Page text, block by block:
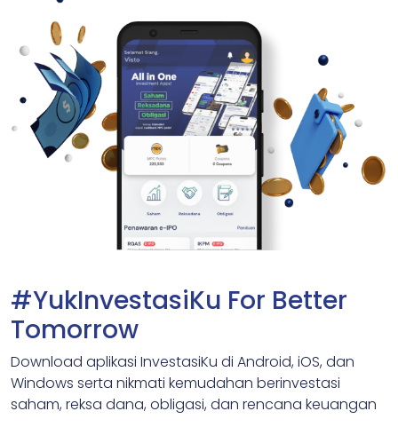
#YukInvestasiKu For Better
Tomorrow
Download aplikasi InvestasiKu di Android, iOS, dan
Windows serta nikmati kemudahan berinvestasi
saham, reksa dana, obligasi, dan rencana keuangan